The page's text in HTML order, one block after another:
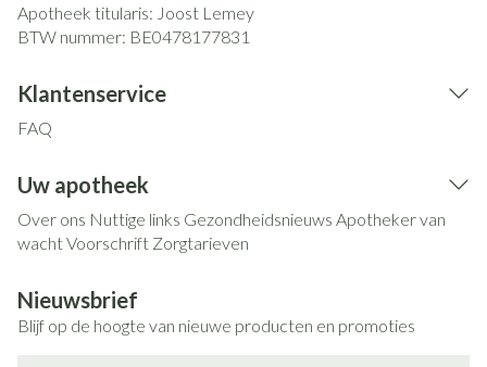
Apotheek titularis: Joost Lemey
BTW nummer: BE0478177831
Klantenservice
FAQ
Uw apotheek
Over ons Nuttige links Gezondheidsnieuws Apotheker van
wachtVoorschrift Zorgtarieven
Nieuwsbrief
Blijf op de hoogte van nieuwe producten en promoties